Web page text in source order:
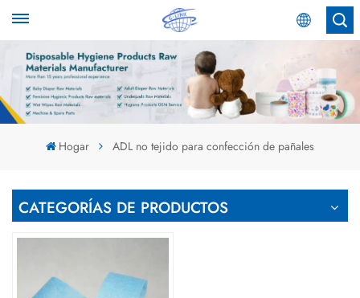
Español
English
Hogar ADL no tejido para confección de pañales
CATEGORÍAS DE PRODUCTOS